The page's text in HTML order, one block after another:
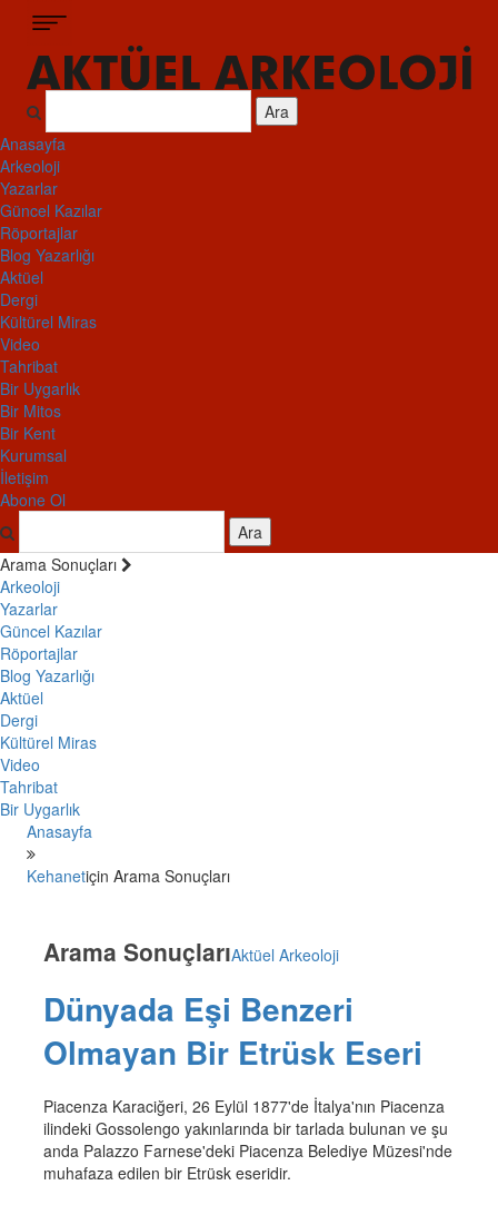
Ara
Anasayfa
Arkeoloji
Yazarlar
Güncel Kazılar
Röportajlar
Blog Yazarlığı
Aktüel
Dergi
Kültürel Miras
Video
Tahribat
Bir Uygarlık
Bir Mitos
Bir Kent
Kurumsal
İletişim
Abone Ol
Ara
Arama Sonuçları
Arkeoloji
Yazarlar
Güncel Kazılar
Röportajlar
Blog Yazarlığı
Aktüel
Dergi
Kültürel Miras
Video
Tahribat
Bir Uygarlık
Anasayfa
Kehanetiçin Arama Sonuçları
Arama SonuçlarıAktüel Arkeoloji
Dünyada Eşi Benzeri
Olmayan Bir Etrüsk Eseri
Piacenza Karaciğeri, 26 Eylül 1877'de İtalya'nın Piacenza
ilindeki Gossolengo yakınlarında bir tarlada bulunan ve şu
anda Palazzo Farnese'deki Piacenza Belediye Müzesi'nde
muhafaza edilen bir Etrüsk eseridir.